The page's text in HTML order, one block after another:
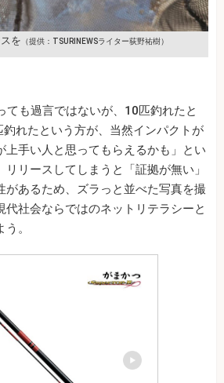
を （提供：TSURINEWSライター荻野祐樹）
ても過言ではないが、10匹釣れたと
れたという方が、当然インパクトが
上手い人と思ってもらえるかも」とい
リースしてしまうと「証拠が無い」
があるため、ズラっと並べた写真を撮
代社会ならではのネットリテラシーと
。